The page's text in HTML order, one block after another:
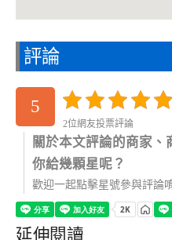
評論
5
2位網友投票評論
關於本文評論的商家、
你給幾顆星呢？
歡迎一起點擊星號參與評論
延伸閱讀